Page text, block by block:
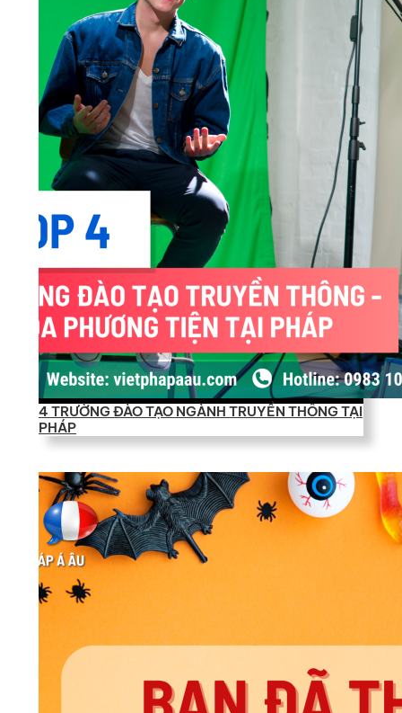
4 TRƯỜNG ĐÀO TẠO NGÀNH TRUYỀN THÔNG TẠI
PHÁP